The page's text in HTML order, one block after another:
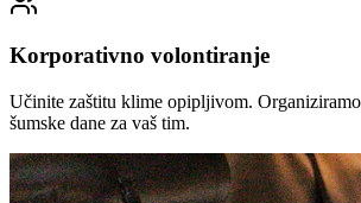
Korporativno volontiranje
Učinite zaštitu klime opipljivom.
šumske dane za vaš tim.